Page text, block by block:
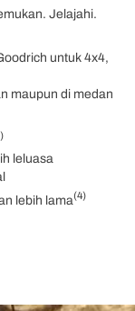
Jelajahi.
untuk 4x4,
maupun di medan
leluasa
lebih lama(4)